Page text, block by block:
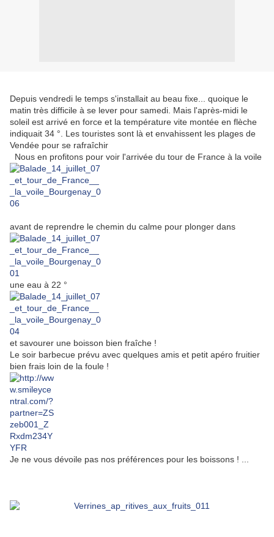
Depuis vendredi le temps s'installait au beau fixe... quoique le
matin très difficile à se lever pour samedi. Mais l'après-midi le
soleil est arrivé en force et la température vite montée en flèche
indiquait 34 °. Les touristes sont là et envahissent les plages de
Vendée pour se rafraîchir
Nous en profitons pour voir l'arrivée du tour de France à la voile
avant de reprendre le chemin du calme pour plonger dans
une eau à 22 °
et savourer une boisson bien fraîche !
Le soir barbecue prévu avec quelques amis et petit apéro fruitier
bien frais loin de la foule !
Je ne vous dévoile pas nos préférences pour les boissons ! ...